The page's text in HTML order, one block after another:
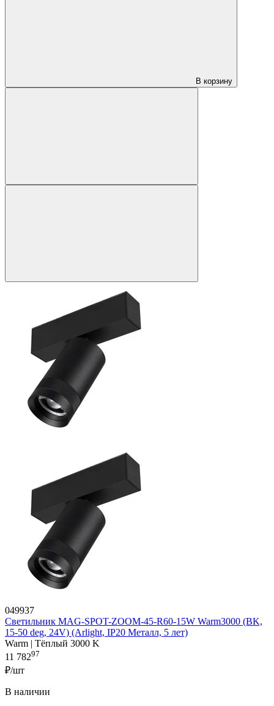
В корзину
049937
Светильник MAG-SPOT-ZOOM-45-R60-15W Warm3000 (BK,
15-50 deg, 24V) (Arlight, IP20 Металл, 5 лет)
Warm | Тёплый 3000 K
11 78297
₽/шт
В наличии